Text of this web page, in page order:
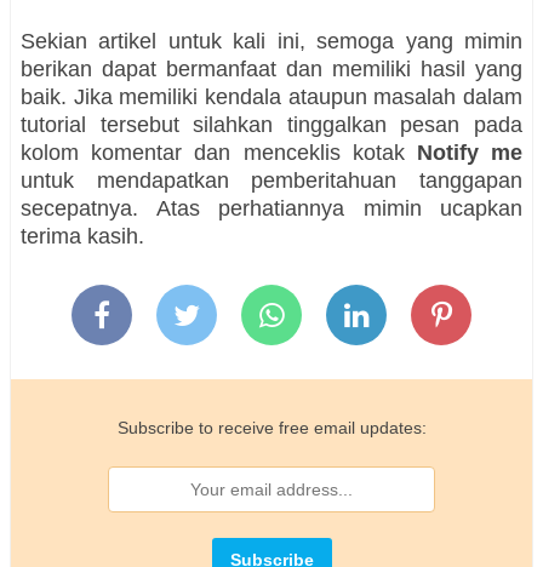
Sekian artikel untuk kali ini, semoga yang mimin
berikan dapat bermanfaat dan memiliki hasil yang
baik. Jika memiliki kendala ataupun masalah dalam
tutorial tersebut silahkan tinggalkan pesan pada
kolom komentar dan menceklis kotak Notify me
untuk mendapatkan pemberitahuan tanggapan
secepatnya. Atas perhatiannya mimin ucapkan
terima kasih.
Subscribe to receive free email updates: